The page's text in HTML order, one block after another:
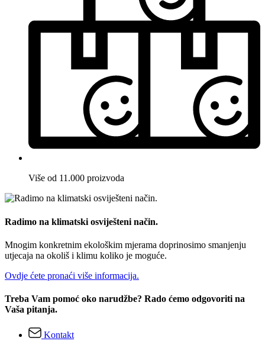
Više od 11.000 proizvoda
Radimo na klimatski osviješteni način.
Mnogim konkretnim ekološkim mjerama doprinosimo smanjenju
utjecaja na okoliš i klimu koliko je moguće.
Ovdje ćete pronaći više informacija.
Treba Vam pomoć oko narudžbe? Rado ćemo odgovoriti na
Vaša pitanja.
Kontakt